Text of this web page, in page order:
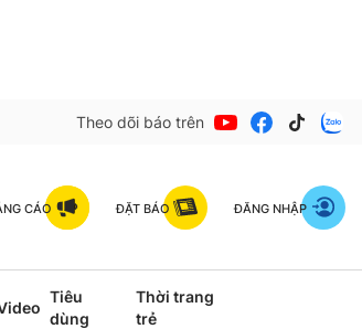
Theo dõi báo trên
CÁO ĐẶT BÁO ĐĂNG NHẬP
Tiêu
dùng
Thời trang
trẻ